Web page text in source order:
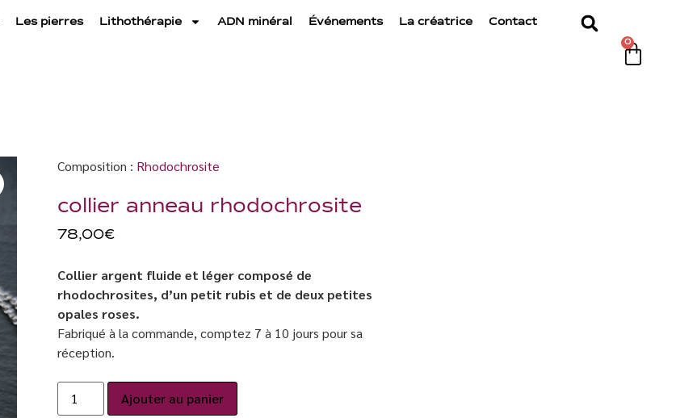
Les pierres Lithothérapie ADN minéral Événements La créatrice Contact
0
Composition : Rhodochrosite
collier anneau rhodochrosite
78,00€
Collier argent fluide et léger composé de
rhodochrosites, d’un petit rubis et de deux petites
opales roses.
Fabriqué à la commande, comptez 7 à 10 jours pour sa
réception.
Ajouter au panier